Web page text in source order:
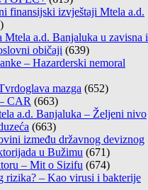
finansijski izvještaji Mtela a.d.
Mtela a.d. Banjaluka u zavisna i
običaji (639)
– Hazarderski nemoral
mazga (652)
CAR (663)
a.d. Banjaluka – Željeni nivo
(663)
između državnog deviznog
u Bužimu (671)
– Mit o Sizifu (674)
rizika? – Kao virusi i bakterije